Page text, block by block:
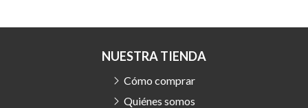
NUESTRA TIENDA
Cómo comprar
Quiénes somos